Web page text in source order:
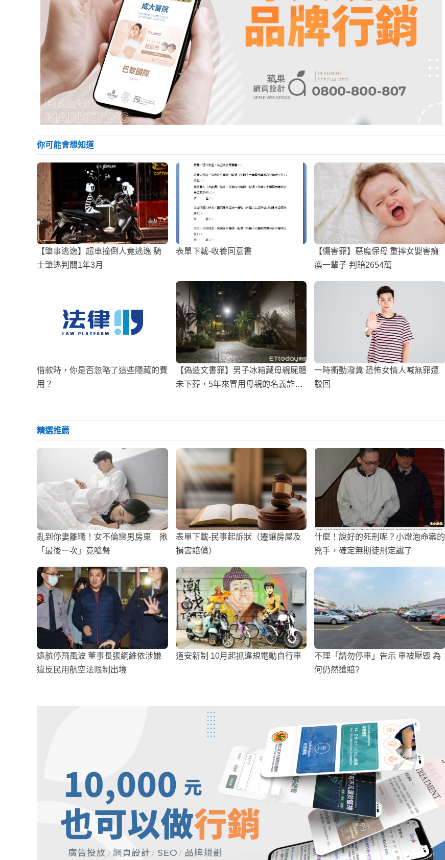
你可能會想知道
【肇事逃逸】超車撞倒人竟逃逸 騎
士肇逃判關1年3月
表單下載-收養同意書
【傷害罪】惡魔保母 重摔女嬰害癱
瘓一輩子 判賠2654萬
借款時，你是否忽略了這些隱藏的費
用？
【偽造文書罪】男子冰箱藏母親屍體
未下葬，5年來冒用母親的名義詐領
一時衝動潑糞 恐怖女情人喊無罪遭
駁回
精選推薦
亂到你妻離職！女不倫戀男房東 揪
「最後一次」竟嗆聲
表單下載-民事起訴狀（遷讓房屋及
損害賠償）
什麼！說好的死刑呢？小燈泡命案的
兇手，確定無期徒刑定讞了
遠航停飛風波 董事長張綱維依涉嫌
違反民用航空法限制出境
道安新制 10月起抓違規電動自行車
不理「請勿停車」告示 車被壓毀 為
何仍然獲賠?